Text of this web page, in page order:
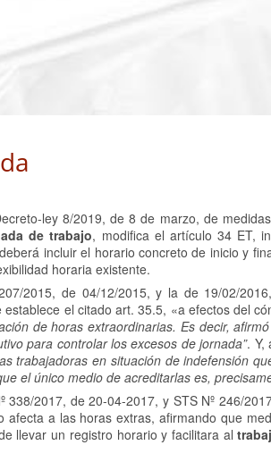
ley 8/2019, de 8 de marzo, de
de trabajo, modifica el artículo 34 ET,
incluir el horario concreto de inicio y
horaria existente.
2015, de 04/12/2015, y la de 19/02/
el citado art. 35.5, «a efectos del
de horas extraordinarias. Es decir,
para controlar los excesos de jornada”. Y,
trabajadoras en situación de indefensión
el único medio de acreditarlas es,
338/2017, de 20-04-2017, y STS Nº 246/
a las horas extras, afirmando que
llevar un registro horario y facilitara al